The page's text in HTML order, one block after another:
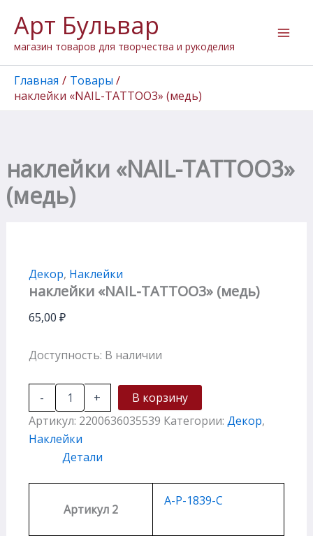
содержимому
Арт Бульвар
магазин товаров для творчества и рукоделия
Главная
Товары
наклейки «NAIL-TATTOO3» (медь)
наклейки «NAIL-TATTOO3»
(медь)
Декор, Наклейки
наклейки «NAIL-TATTOO3» (медь)
65,00 ₽
Доступность: В наличии
-
товара
наклейки
"NAIL-
TATTOO3"
(медь)
+
В корзину
Артикул: 2200636035539 Категории: Декор,
Наклейки
Детали
Артикул 2
A-P-1839-C